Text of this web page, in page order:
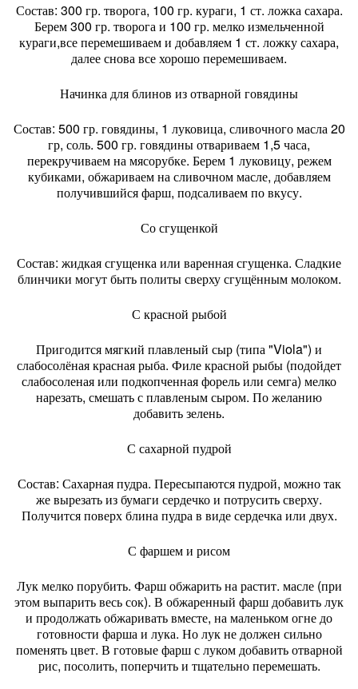
Состав: 300 гр. творога, 100 гр. кураги, 1 ст. ложка сахара.
Берем 300 гр. творога и 100 гр. мелко измельченной
кураги,все перемешиваем и добавляем 1 ст. ложку сахара,
далее снова все хорошо перемешиваем.
Начинка для блинов из отварной говядины
Состав: 500 гр. говядины, 1 луковица, сливочного масла 20
гр, соль. 500 гр. говядины отвариваем 1,5 часа,
перекручиваем на мясорубке. Берем 1 луковицу, режем
кубиками, обжариваем на сливочном масле, добавляем
получившийся фарш, подсаливаем по вкусу.
Со сгущенкой
Состав: жидкая сгущенка или варенная сгущенка. Сладкие
блинчики могут быть политы сверху сгущённым молоком.
С красной рыбой
Пригодится мягкий плавленый сыр (типа "Viola") и
слабосолёная красная рыба. Филе красной рыбы (подойдет
слабосоленая или подкопченная форель или семга) мелко
нарезать, смешать с плавленым сыром. По желанию
добавить зелень.
С сахарной пудрой
Состав: Сахарная пудра. Пересыпаются пудрой, можно так
же вырезать из бумаги сердечко и потрусить сверху.
Получится поверх блина пудра в виде сердечка или двух.
С фаршем и рисом
Лук мелко порубить. Фарш обжарить на растит. масле (при
этом выпарить весь сок). В обжаренный фарш добавить лук
и продолжать обжаривать вместе, на маленьком огне до
готовности фарша и лука. Но лук не должен сильно
поменять цвет. В готовые фарш с луком добавить отварной
рис, посолить, поперчить и тщательно перемешать.